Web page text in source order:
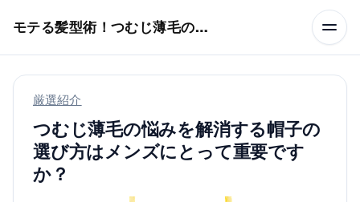
モテる髪型術！つむじ薄毛の隠し方
厳選紹介
つむじ薄毛の悩みを解消する帽子の
選び方はメンズにとって重要です
か？